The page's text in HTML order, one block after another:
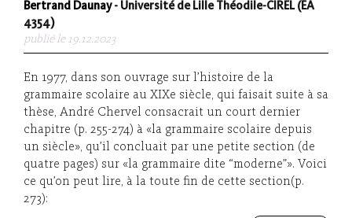
Bertrand Daunay- Université de Lille Théodile-CIREL (ÉA
4354)
publié le 19.12.2023
En 1977, dans son ouvrage sur l’histoire de la
grammaire scolaire au XIXe siècle, qui faisait suite à sa
thèse, André Chervel consacrait un court dernier
chapitre (p. 255-274) à «la grammaire scolaire depuis
un siècle», qu’il concluait par une petite section (de
quatre pages) sur «la grammaire dite “moderne”». Voici
ce qu’on peut lire, à la toute fin de cette section(p.
273):